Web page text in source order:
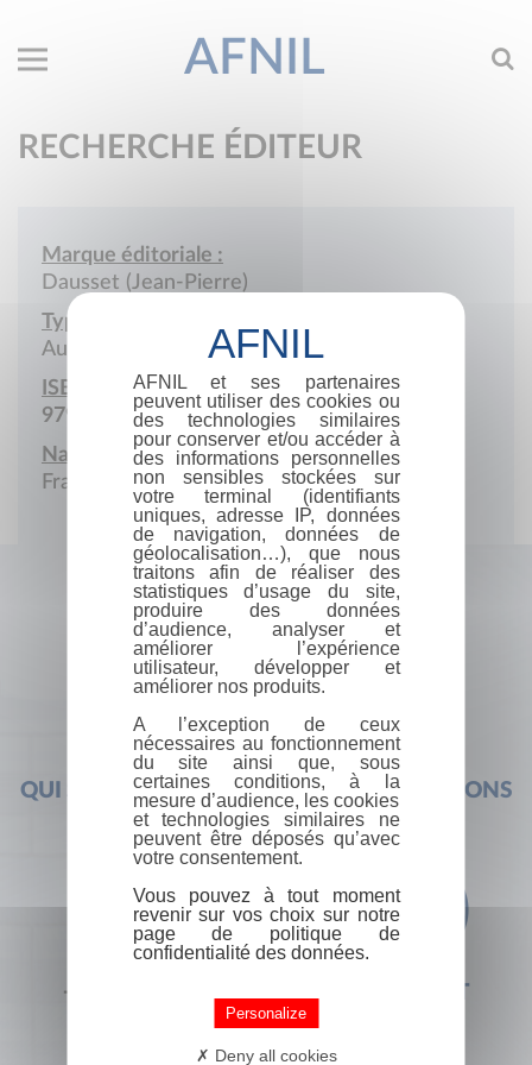
AFNIL
RECHERCHE ÉDITEUR
Marque éditoriale :
Dausset (Jean-Pierre)
Type de société :
Auto-édition
ISBN :
979-10-987280
Nationalité :
France
QUI SOMMES-NOUS ? FOIRE AUX QUESTIONS
+33 (0) 1 44 41 29 19 CONTACT
AFNIL et ses partenaires
peuvent utiliser des cookies ou
des technologies similaires
pour conserver et/ou accéder à
des informations personnelles
non sensibles stockées sur
votre terminal (identifiants
uniques, adresse IP, données
de navigation, données de
géolocalisation…), que nous
traitons afin de réaliser des
statistiques d’usage du site,
produire des données
d’audience, analyser et
améliorer l’expérience
utilisateur, développer et
améliorer nos produits.
A l’exception de ceux
nécessaires au fonctionnement
du site ainsi que, sous
certaines conditions, à la
mesure d’audience, les cookies
et technologies similaires ne
peuvent être déposés qu’avec
votre consentement.
Vous pouvez à tout moment
revenir sur vos choix sur notre
page de politique de
confidentialité des données.
Personalize
Deny all cookies